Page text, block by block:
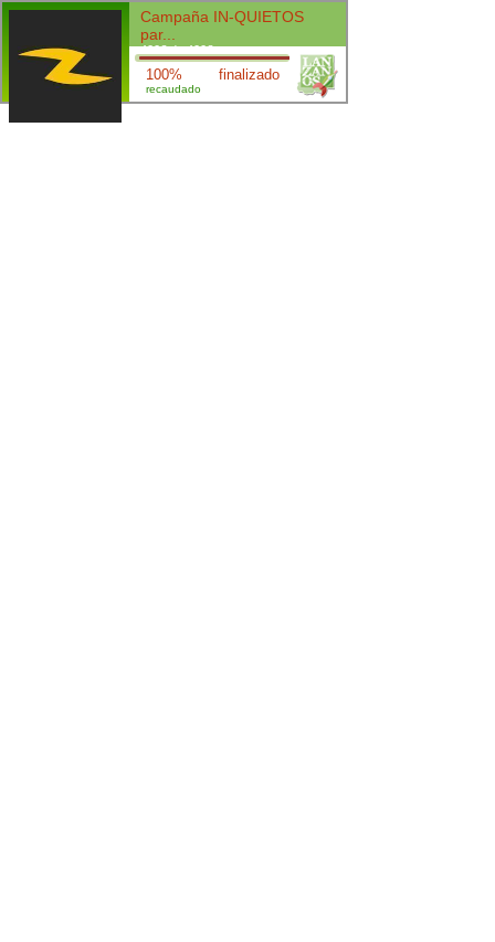
Campaña IN-QUIETOS
par...
400€ de 400€
100%
recaudado
finalizado